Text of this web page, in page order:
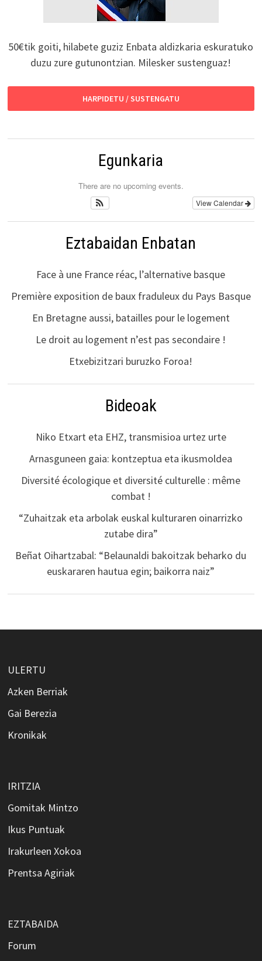
50€tik goiti, hilabete guziz Enbata aldizkaria eskuratuko
duzu zure gutunontzian. Milesker sustenguaz!
HARPIDETU / SUSTENGATU
Egunkaria
There are no upcoming events.
View Calendar
Eztabaidan Enbatan
Face à une France réac, l’alternative basque
Première exposition de baux fraduleux du Pays Basque
En Bretagne aussi, batailles pour le logement
Le droit au logement n’est pas secondaire !
Etxebizitzari buruzko Foroa!
Bideoak
Niko Etxart eta EHZ, transmisioa urtez urte
Arnasguneen gaia: kontzeptua eta ikusmoldea
Diversité écologique et diversité culturelle : même
combat !
“Zuhaitzak eta arbolak euskal kulturaren oinarrizko
zutabe dira”
Beñat Oihartzabal: “Belaunaldi bakoitzak beharko du
euskararen hautua egin; baikorra naiz”
ULERTU
Azken Berriak
Gai Berezia
Kronikak
IRITZIA
Gomitak Mintzo
Ikus Puntuak
Irakurleen Xokoa
Prentsa Agiriak
EZTABAIDA
Forum